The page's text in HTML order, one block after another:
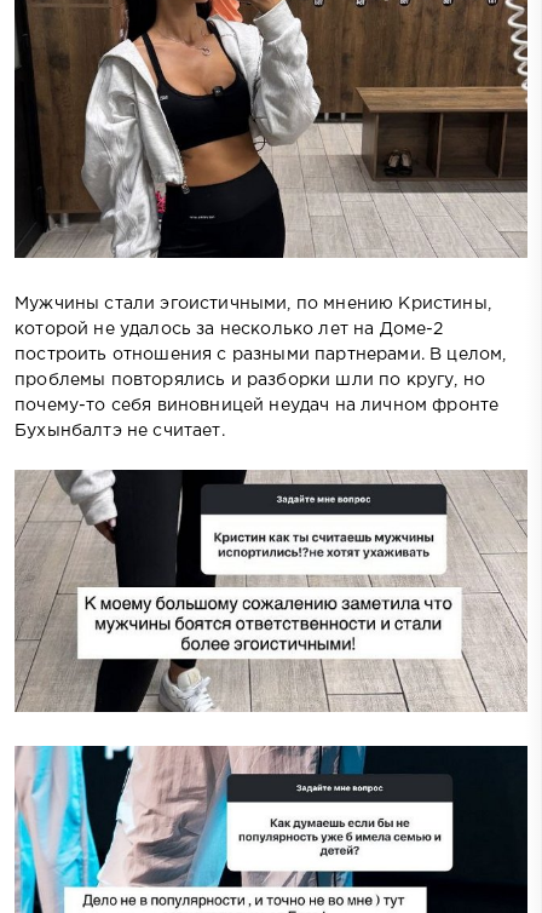
Мужчины стали эгоистичными, по мнению Кристины,
которой не удалось за несколько лет на Доме-2
построить отношения с разными партнерами. В целом,
проблемы повторялись и разборки шли по кругу, но
почему-то себя виновницей неудач на личном фронте
Бухынбалтэ не считает.